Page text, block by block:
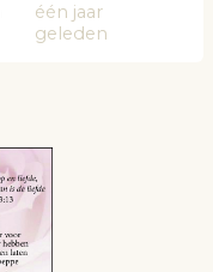
één jaar
geleden